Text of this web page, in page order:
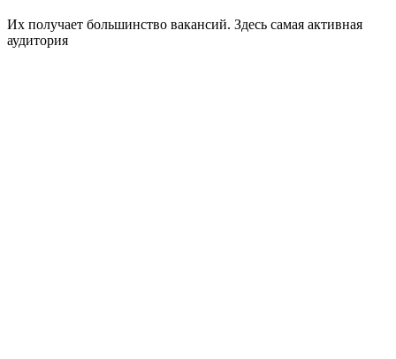
Их получает большинство вакансий. Здесь самая активная
аудитория